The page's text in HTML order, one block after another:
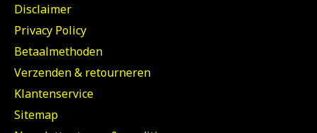
Disclaimer
Privacy Policy
Betaalmethoden
Verzenden & retourneren
Klantenservice
Sitemap